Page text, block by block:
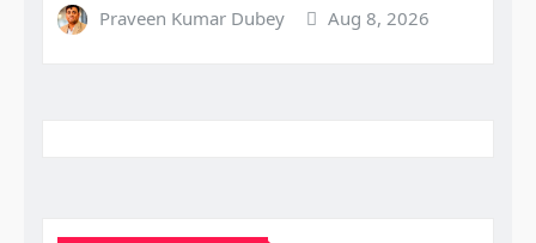
Praveen Kumar Dubey Aug 8, 2026